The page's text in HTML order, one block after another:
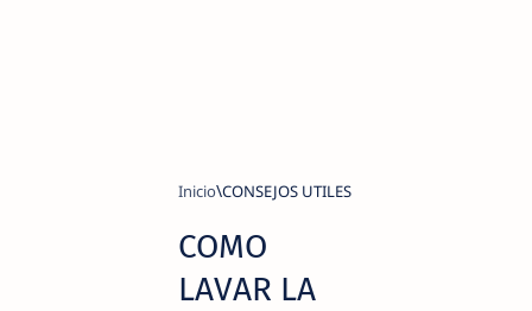
Inicio CONSEJOS UTILES
COMO
LAVAR LA